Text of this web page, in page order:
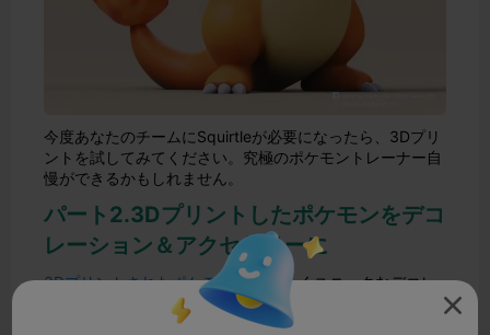
今度あなたのチームにSquirtleが必要になったら、3Dプリ
ントを試してみてください。究極のポケモントレーナー自
慢ができるかもしれません。
パート2.3Dプリントしたポケモンをデコ
レーション＆アクセサリーに
3Dプリントされたポケモンは、楽しくユニークなデコレ
ーションとして使えるだけでなく、機能的なアクセサリー
を作るのにも使えます。例えば、チャーマンダーのキーホ
